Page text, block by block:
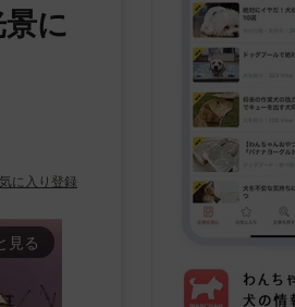
に
に入り登録
見る